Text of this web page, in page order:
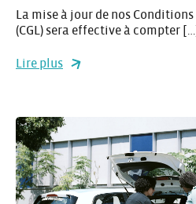
La mise à jour de nos
(CGL) sera effective à compter […]
Lire plus